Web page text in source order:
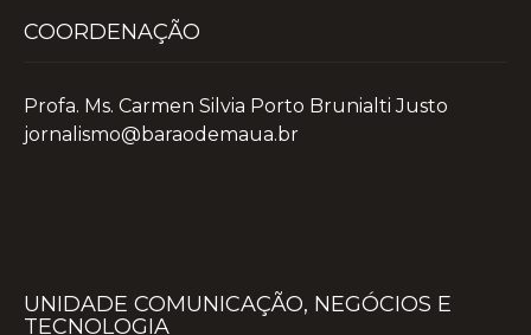
COORDENAÇÃO
Profa. Ms. Carmen Silvia Porto Brunialti Justo
jornalismo@baraodemaua.br
UNIDADE COMUNICAÇÃO, NEGÓCIOS E
TECNOLOGIA